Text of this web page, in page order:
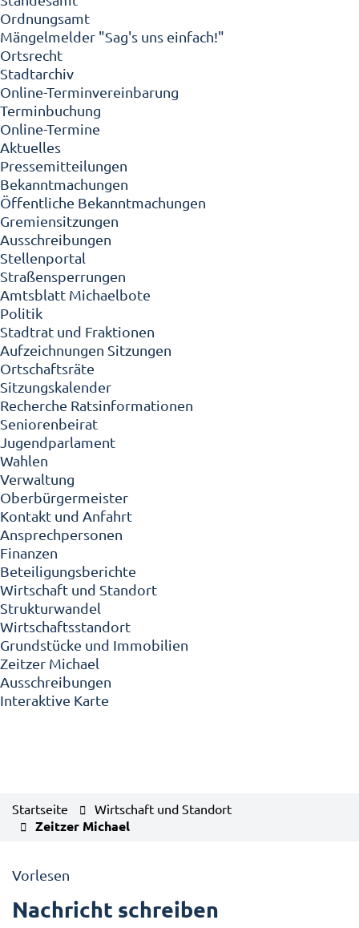
Ordnungsamt
Mängelmelder "Sag's uns einfach!"
Ortsrecht
Stadtarchiv
Online-Terminvereinbarung
Terminbuchung
Online-Termine
Aktuelles
Pressemitteilungen
Bekanntmachungen
Öffentliche Bekanntmachungen
Gremiensitzungen
Ausschreibungen
Stellenportal
Straßensperrungen
Amtsblatt Michaelbote
Politik
Stadtrat und Fraktionen
Aufzeichnungen Sitzungen
Ortschaftsräte
Sitzungskalender
Recherche Ratsinformationen
Seniorenbeirat
Jugendparlament
Wahlen
Verwaltung
Oberbürgermeister
Kontakt und Anfahrt
Ansprechpersonen
Finanzen
Beteiligungsberichte
Wirtschaft und Standort
Strukturwandel
Wirtschaftsstandort
Grundstücke und Immobilien
Zeitzer Michael
Ausschreibungen
Interaktive Karte
Startseite Wirtschaft und Standort
Zeitzer Michael
Vorlesen
Nachricht schreiben